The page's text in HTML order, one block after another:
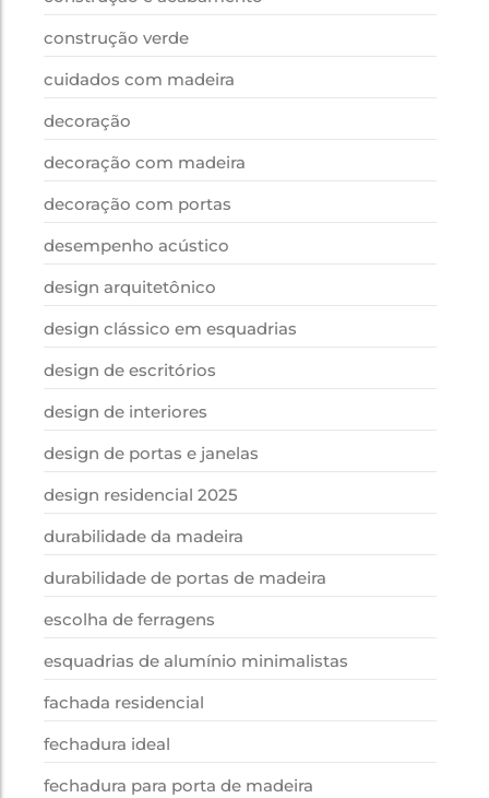
construção verde
cuidados com madeira
decoração
decoração com madeira
decoração com portas
desempenho acústico
design arquitetônico
design clássico em esquadrias
design de escritórios
design de interiores
design de portas e janelas
design residencial 2025
durabilidade da madeira
durabilidade de portas de madeira
escolha de ferragens
esquadrias de alumínio minimalistas
fachada residencial
fechadura ideal
fechadura para porta de madeira